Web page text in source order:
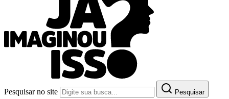
Pesquisar no site Pesquisar